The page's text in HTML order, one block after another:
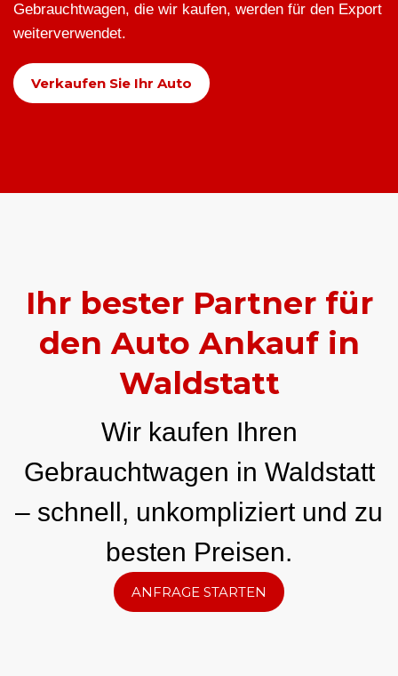
Gebrauchtwagen, die wir kaufen, werden für den Export
weiterverwendet.
Verkaufen Sie Ihr Auto
Ihr bester Partner für
den Auto Ankauf in
Waldstatt
Wir kaufen Ihren
Gebrauchtwagen in Waldstatt
– schnell, unkompliziert und zu
besten Preisen.
ANFRAGE STARTEN